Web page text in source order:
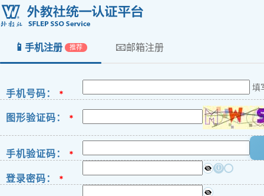
📱 手机注册 推荐 📧邮箱注册
手机号码： *
填
图形验证码： *
手机验证码： *
登录密码： *
ⓘ